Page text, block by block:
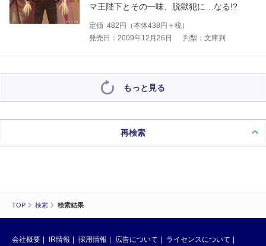
TOP 検索 検索結果
マ王陛下とその一味、脱獄犯に…なる!?
定価 482 円（本体438 円＋税）
発売日：2009年12月26日
判型：文庫判
もっと見る
再検索
会社概要 IR情報 採用情報 広告について ライセンスについて